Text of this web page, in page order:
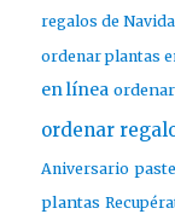
regalos de
ordenar plantas
en línea
ordenar
Aniversario
plantas